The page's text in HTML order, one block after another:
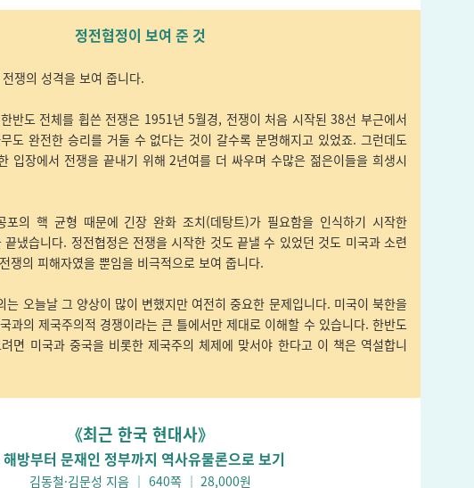
정전협정이 보여 준 것
쟁의 성격을 보여 줍니다.
반도 전체를 휩쓴 전쟁은 1951년 5월경, 전쟁이 처음 시작된 38선 부근에서
도 완전한 승리를 거둘 수 없다는 것이 갈수록 분명해지고 있었죠. 그런데도
입장에서 전쟁을 끝내기 위해 2년여를 더 싸우며 수많은 젊은이들을 희생시
포의 핵 균형 때문에 긴장 완화 조치(데탕트)가 필요함을 인식하기 시작한
냈습니다. 정전협정은 전쟁을 시작한 것도 끝낼 수 있었던 것도 미국과 소련
쟁의 피해자였을 뿐임을 비극적으로 보여 줍니다.
는 오늘날 그 양상이 많이 변했지만 여전히 중요한 문제입니다. 미국이 북한을
과의 제국주의적 경쟁이라는 큰 틀에서만 제대로 이해할 수 있습니다. 한반도
면 미국과 중국을 비롯한 제국주의 체제에 맞서야 한다고 이 책은 역설합니
《최근 한국 현대사》
해방부터 문재인 정부까지 역사유물론으로 보기
김동철·김문성 지음 ｜ 640쪽 ｜ 28,000원